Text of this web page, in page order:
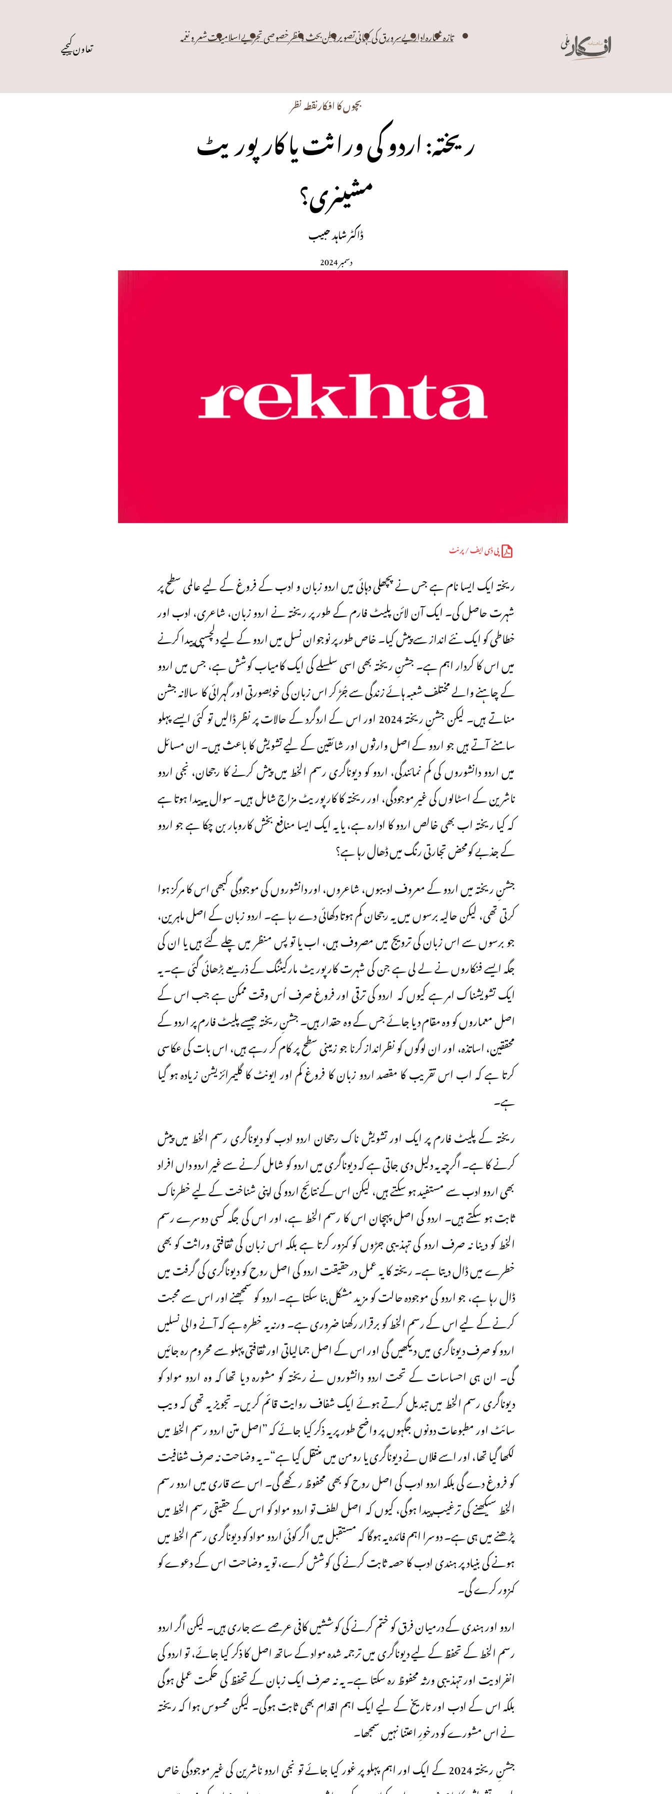
تازہ شمارہاداریےسرورق کی کہانیتصویر وطنبحث و نظرخصوصی تجزیےاسلامیاتشعر و نغمہ تعاون کیجیے
بچوں کا افکارنقطہ نظر
ریختہ: اردو کی وراثت یا کارپوریٹ
مشینری؟
ڈاکٹر شاہد حبیب
دسمبر 2024
پی ڈی ایف / پرنٹ
ریختہ ایک ایسا نام ہے جس نے پچھلی دہائی میں اردو زبان و ادب کے فروغ کے لیے عالمی سطح پر
شہرت حاصل کی۔ ایک آن لائن پلیٹ فارم کے طور پر ریختہ نے اردو زبان، شاعری، ادب اور
خطاطی کو ایک نئے انداز سے پیش کیا۔ خاص طور پر نوجوان نسل میں اردو کے لیے دلچسپی پیدا کرنے
میں اس کا کردار اہم ہے۔ جشنِ ریختہ بھی اسی سلسلے کی ایک کامیاب کوشش ہے، جس میں اردو
کے چاہنے والے مختلف شعبہ ہائے زندگی سے جُڑ کر اس زبان کی خوبصورتی اور گہرائی کا سالانہ جشن
مناتے ہیں۔ لیکن جشنِ ریختہ 2024 اور اس کے اردگرد کے حالات پر نظر ڈالیں تو کئی ایسے پہلو
سامنے آتے ہیں جو اردو کے اصل وارثوں اور شائقین کے لیے تشویش کا باعث ہیں۔ ان مسائل
میں اردو دانشوروں کی کم نمائندگی، اردو کو دیوناگری رسم الخط میں پیش کرنے کا رجحان، نجی اردو
ناشرین کے اسٹالوں کی غیر موجودگی، اور ریختہ کا کارپوریٹ مزاج شامل ہیں۔ سوال یہ پیدا ہوتا ہے
کہ کیا ریختہ اب بھی خالص اردو کا ادارہ ہے، یا یہ ایک ایسا منافع بخش کاروبار بن چکا ہے جو اردو
کے جذبے کومحض تجارتی رنگ میں ڈھال رہا ہے؟
جشنِ ریختہ میں اردو کے معروف ادیبوں، شاعروں، اور دانشوروں کی موجودگی کبھی اس کا مرکز ہوا
کرتی تھی، لیکن حالیہ برسوں میں یہ رجحان کم ہوتا دکھائی دے رہا ہے۔ اردو زبان کے اصل ماہرین،
جو برسوں سے اس زبان کی ترویج میں مصروف ہیں، اب یا تو پس منظر میں چلے گئے ہیں یا ان کی
جگہ ایسے فنکاروں نے لے لی ہے جن کی شہرت کارپوریٹ مارکیٹنگ کے ذریعے بڑھائی گئی ہے۔ یہ
ایک تشویشناک امر ہے کیوں کہ اردو کی ترقی اور فروغ صرف اُس وقت ممکن ہے جب اس کے
اصل معماروں کو وہ مقام دیا جائے جس کے وہ حقدار ہیں۔ جشنِ ریختہ جیسے پلیٹ فارم پر اردو کے
محققین، اساتذہ، اور ان لوگوں کو نظرانداز کرنا جو زمینی سطح پر کام کر رہے ہیں، اس بات کی عکاسی
کرتا ہے کہ اب اس تقریب کا مقصد اردو زبان کا فروغ کم اور ایونٹ کا گلیمرائزیشن زیادہ ہو گیا
ہے۔
ریختہ کے پلیٹ فارم پر ایک اور تشویش ناک رجحان اردو ادب کو دیوناگری رسم الخط میں پیش
کرنے کا ہے۔ اگرچہ یہ دلیل دی جاتی ہے کہ دیوناگری میں اردو کو شامل کرنے سے غیر اردو داں افراد
بھی اردو ادب سے مستفید ہو سکتے ہیں، لیکن اس کے نتائج اردو کی اپنی شناخت کے لیے خطرناک
ثابت ہو سکتے ہیں۔ اردو کی اصل پہچان اس کا رسم الخط ہے، اور اس کی جگہ کسی دوسرے رسم
الخط کو دینا نہ صرف اردو کی تہذیبی جڑوں کو کمزور کرتا ہے بلکہ اس زبان کی ثقافتی وراثت کو بھی
خطرے میں ڈال دیتا ہے۔ ریختہ کا یہ عمل درحقیقت اردو کی اصل روح کو دیوناگری کی گرفت میں
ڈال رہا ہے، جو اردو کی موجودہ حالت کو مزید مشکل بنا سکتا ہے۔ اردو کو سمجھنے اور اس سے محبت
کرنے کے لیے اس کے رسم الخط کو برقرار رکھنا ضروری ہے۔ ورنہ یہ خطرہ ہے کہ آنے والی نسلیں
اردو کو صرف دیوناگری میں دیکھیں گی اور اس کے اصل جمالیاتی اور ثقافتی پہلو سے محروم رہ جائیں
گی۔ ان ہی احساسات کے تحت اردو دانشوروں نے ریختہ کو مشورہ دیا تھا کہ وہ اردو مواد کو
دیوناگری رسم الخط میں تبدیل کرتے ہوئے ایک شفاف روایت قائم کریں۔ تجویز یہ تھی کہ ویب
سائٹ اور مطبوعات دونوں جگہوں پر واضح طور پر یہ ذکر کیا جائے کہ ”اصل متن اردو رسم الخط میں
لکھا گیا تھا، اور اسے فلاں نے دیوناگری یا رومن میں منتقل کیا ہے“۔ یہ وضاحت نہ صرف شفافیت
کو فروغ دے گی بلکہ اردو ادب کی اصل روح کو بھی محفوظ رکھے گی۔ اس سے قاری میں اردو رسم
الخط سیکھنے کی ترغیب پیدا ہوگی، کیوں کہ اصل لطف تو اردو مواد کو اس کے حقیقی رسم الخط میں
پڑھنے میں ہی ہے۔ دوسرا اہم فائدہ یہ ہوگا کہ مستقبل میں اگر کوئی اردو مواد کو دیوناگری رسم الخط میں
ہونے کی بنیاد پر ہندی ادب کا حصہ ثابت کرنے کی کوشش کرے، تو یہ وضاحت اس کے دعوے کو
کمزور کرے گی۔
اردو اور ہندی کے درمیان فرق کو ختم کرنے کی کوششیں کافی عرصے سے جاری ہیں۔ لیکن اگر اردو
رسم الخط کے تحفظ کے لیے دیوناگری میں ترجمہ شدہ مواد کے ساتھ اصل کا ذکر کیا جائے، تو اردو کی
انفرادیت اور تہذیبی ورثہ محفوظ رہ سکتا ہے۔ یہ نہ صرف ایک زبان کے تحفظ کی حکمت عملی ہوگی
بلکہ اس کے ادب اور تاریخ کے لیے ایک اہم اقدام بھی ثابت ہوگی۔ لیکن محسوس ہوا کہ ریختہ
نے اس مشورے کو درخورِ اعتنا نہیں سمجھا۔
جشنِ ریختہ 2024 کے ایک اور اہم پہلو پر غور کیا جائے تو نجی اردو ناشرین کی غیر موجودگی خاص